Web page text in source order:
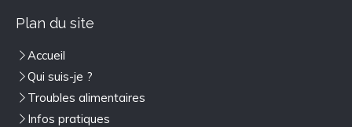
Plan du site
Accueil
Qui suis-je ?
Troubles alimentaires
Infos pratiques